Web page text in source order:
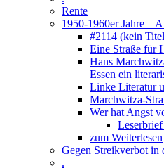
Rente
1950-1960er Jahre –
#2114 (kein
Eine Straße für
Hans
Essen ein
Linke Literatur
Marchwitza-
Wer hat Angst
zum Weiterlesen
Gegen Streikverbot in
.